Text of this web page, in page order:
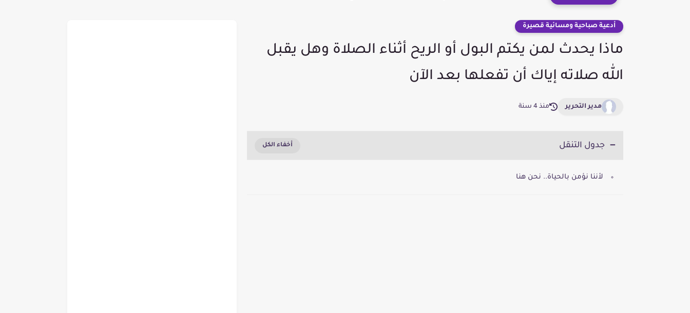
أدعية صباحية ومسائية قصيرة
ماذا يحدث لمن يكتم البول أو الريح أثناء الصلاة وهل يقبل
الله صلاته إياك أن تفعلها بعد الآن
مدير التحرير منذ 4 سنة
جدول التنقل
لأننا نؤمن بالحياة.. نحن هنا